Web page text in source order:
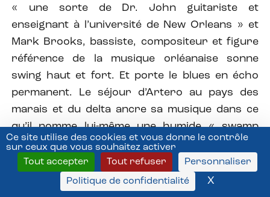
Ce site utilise des cookies et vous donne le contrôle
sur ceux que vous souhaitez activer
Tout accepter
Tout refuser
Personnaliser
Politique de confidentialité
X
« une sorte de Dr. John guitariste et
enseignant à l’université de New Orleans » et
Mark Brooks, bassiste, compositeur et figure
référence de la musique orléanaise sonne
swing haut et fort. Et porte le blues en écho
permanent. Le séjour d’Artero au pays des
marais et du delta ancre sa musique dans ce
qu’il nomme lui-même une humide « swamp
atmosphere ». Les arrangements soignent la
mélodie, la complicité basse-batterie-piano fait le
pont entre tradition et modernité. Un mélange
de genre et de racines apte à déclencher les